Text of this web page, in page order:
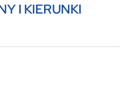
I KIERUNKI